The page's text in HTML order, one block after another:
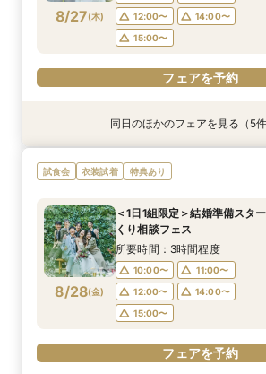
フェアを予約
フェアを予約
フェアを予約
フェアを予約
8/27(木) 12:00〜
14:00〜
15:00〜
フェアを予約
特典あり
8/27(木)
【10名～におすすめ*少人数
ン×おもてなし体験
10:00〜
12:00〜
14:00〜
15:00〜
フェアを予約
衣装試着 特典あり
8/27(木)
【大切な家族のペットと一緒
ペットW安心相談会
10:00〜
12:00〜
14:00〜
15:00〜
フェアを予約
衣装試着 特典あり
8/27(木)
＜初めての式場見学＞心躍る
たり相談＆見学会
10:00〜
12:00〜
14:00〜
15:00〜
フェアを予約
8/27(木)
【遠方の方◎オンライン相談
豪華5大特典付き
10:00〜
12:00〜
14:00〜
15:00〜
フェアを予約
衣装試着 特典あり
8/27(木)
マイナビ★木曜限定★貸切邸
門フォト＆口コミ◎絶品試食
10:00〜
12:00〜
14:00〜
15:00〜
フェアを予約
同日のほかのフェアを見る（5件
試食会 衣装試着 特典あり
8/28(金)
＜1日1組限定＞結婚準備スタ
くり相談フェス
所要時間：3時間程度
10:00〜
11:00〜
12:00〜
14:00〜
15:00〜
フェアを予約